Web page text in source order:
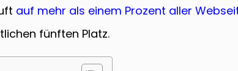
auf mehr als einem Prozent aller
fünften Platz.